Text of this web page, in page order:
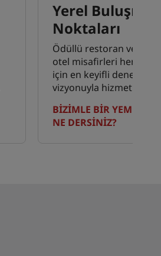
Yerel Buluşma
Noktaları
Ödüllü restoran ve
otel misafirleri hem de
için en keyifli
vizyonuyla hizmet verir.
BIZIMLE BIR YEMEK
NE DERSINIZ?